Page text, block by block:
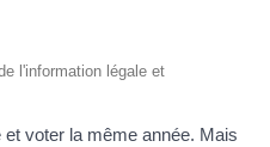
l'information légale et
voter la même année. Mais